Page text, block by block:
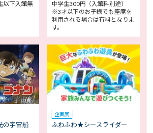
以下入館無
中学生300円（入館料別途）
※3才以下のお子様でも座席を
利用される場合は有料となりま
す。
の宇宙船
企画展
ふわふわ★シースライダー